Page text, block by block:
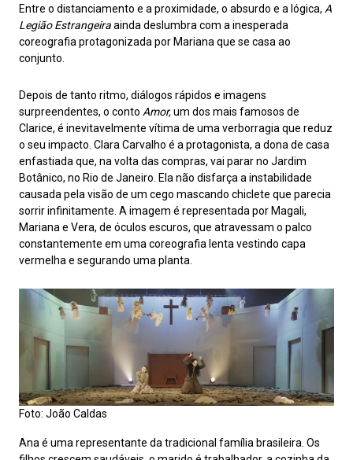
Entre o distanciamento e a proximidade, o absurdo e a lógica, A
Legião Estrangeiraainda deslumbra com a inesperada
coreografia protagonizada por Mariana que se casa ao
conjunto.
Depois de tanto ritmo, diálogos rápidos e imagens
surpreendentes, o conto Amor,um dos mais famosos de
Clarice, é inevitavelmente vítima de uma verborragia que reduz
o seu impacto. Clara Carvalho é a protagonista, a dona de casa
enfastiada que, na volta das compras, vai parar no Jardim
Botânico, no Rio de Janeiro. Ela não disfarça a instabilidade
causada pela visão de um cego mascando chiclete que parecia
sorrir infinitamente. A imagem é representada por Magali,
Mariana e Vera, de óculos escuros, que atravessam o palco
constantemente em uma coreografia lenta vestindo capa
vermelha e segurando uma planta.
Foto: João Caldas
Ana é uma representante da tradicional família brasileira. Os